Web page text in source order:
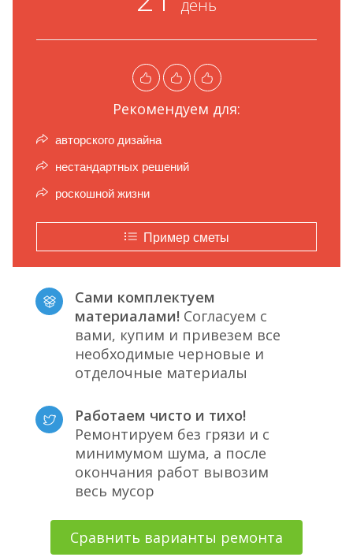
день
Рекомендуем для:
авторского дизайна
нестандартных решений
роскошной жизни
Пример сметы
Сами комплектуем
материалами! Согласуем с
вами, купим и привезем все
необходимые черновые и
отделочные материалы
Работаем чисто и тихо!
Ремонтируем без грязи и с
минимумом шума, а после
окончания работ вывозим
весь мусор
Сравнить варианты ремонта